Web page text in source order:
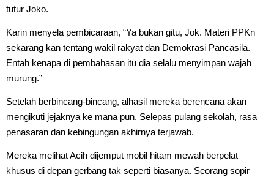
tutur Joko.
Karin menyela pembicaraan, “Ya bukan gitu, Jok. Materi PPKn
sekarang kan tentang wakil rakyat dan Demokrasi Pancasila.
Entah kenapa di pembahasan itu dia selalu menyimpan wajah
murung.”
Setelah berbincang-bincang, alhasil mereka berencana akan
mengikuti jejaknya ke mana pun. Selepas pulang sekolah, rasa
penasaran dan kebingungan akhirnya terjawab.
Mereka melihat Acih dijemput mobil hitam mewah berpelat
khusus di depan gerbang tak seperti biasanya. Seorang sopir